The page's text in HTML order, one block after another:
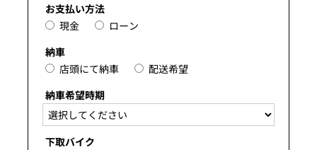
お支払い方法
現金
ローン
納車
店頭にて納車
配送希望
納車希望時期
下取バイク